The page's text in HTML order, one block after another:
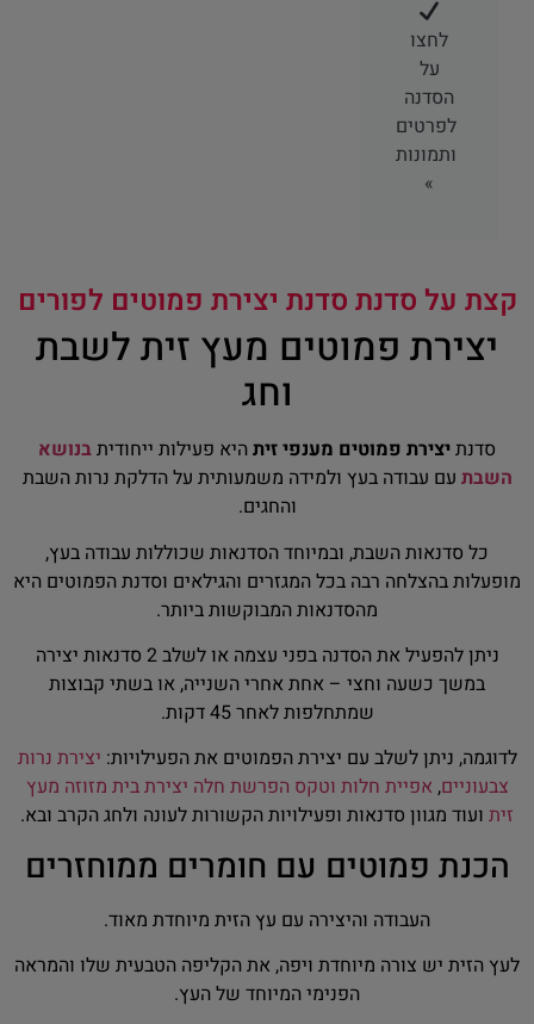
לחצו
על
הסדנה
לפרטים
ותמונות
»
קצת על סדנת סדנת יצירת פמוטים לפורים
יצירת פמוטים מעץ זית לשבת
וחג
סדנתיצירת פמוטים מענפי זיתהיא פעילות ייחודיתבנושא
השבת עם עבודה בעץ ולמידה משמעותית על הדלקת נרות השבת
והחגים.
כל סדנאות השבת, ובמיוחד הסדנאות שכוללות עבודה בעץ,
מופעלות בהצלחה רבה בכל המגזרים והגילאים וסדנת הפמוטים היא
מהסדנאות המבוקשות ביותר.
ניתן להפעיל את הסדנה בפני עצמה או לשלב 2 סדנאות יצירה
במשך כשעה וחצי – אחת אחרי השנייה, או בשתי קבוצות
שמתחלפות לאחר 45 דקות.
לדוגמה, ניתן לשלב עם יצירת הפמוטים את הפעילויות: יצירת נרות
צבעוניים, אפיית חלות וטקס הפרשת חלה יצירת בית מזוזה מעץ
זית ועוד מגוון סדנאות ופעילויות הקשורות לעונה ולחג הקרב ובא.
הכנת פמוטים עם חומרים ממוחזרים
העבודה והיצירה עם עץ הזית מיוחדת מאוד.
לעץ הזית יש צורה מיוחדת ויפה, את הקליפה הטבעית שלו והמראה
הפנימי המיוחד של העץ.